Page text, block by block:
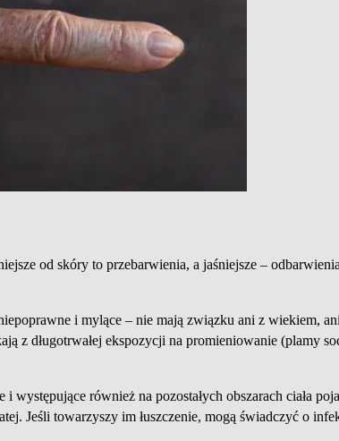
od skóry to przebarwienia, a jaśniejsze –
i mylące – nie mają związku ani z wiekiem,
z długotrwałej ekspozycji na promieniowanie (plamy
również na pozostałych obszarach ciała
Jeśli towarzyszy im łuszczenie, mogą świadczyć o